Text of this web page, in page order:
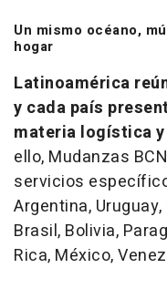
Un mismo océano,
hogar
Latinoamérica
y cada país
materia logística
ello, Mudanzas
servicios
Argentina,
Brasil, Bolivia,
Rica, México,